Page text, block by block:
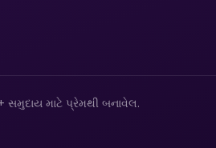
સમુદાય માટે પ્રેમથી બનાવેલ.